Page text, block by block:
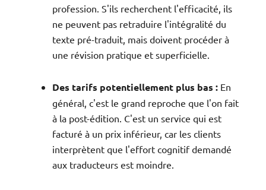
profession. S'ils recherchent l'efficacité, ils
ne peuvent pas retraduire l'intégralité du
texte pré-traduit, mais doivent procéder à
une révision pratique et superficielle.
Des tarifs potentiellement plus bas : En
général, c'est le grand reproche que l'on fait
à la post-édition. C'est un service qui est
facturé à un prix inférieur, car les clients
interprètent que l'effort cognitif demandé
aux traducteurs est moindre.